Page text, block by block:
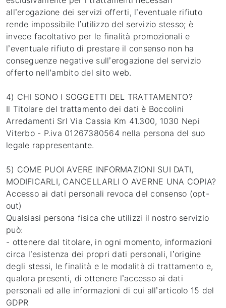
all’erogazione dei servizi offerti, l’eventuale rifiuto
rende impossibile l’utilizzo del servizio stesso; è
invece facoltativo per le finalità promozionali e
l’eventuale rifiuto di prestare il consenso non ha
conseguenze negative sull’erogazione del servizio
offerto nell’ambito del sito web.
4) CHI SONO I SOGGETTI DEL TRATTAMENTO?
Il Titolare del trattamento dei dati è Boccolini
Arredamenti Srl Via Cassia Km 41.300, 1030 Nepi
Viterbo - P.iva 01267380564 nella persona del suo
legale rappresentante.
5) COME PUOI AVERE INFORMAZIONI SUI DATI,
MODIFICARLI, CANCELLARLI O AVERNE UNA COPIA?
Accesso ai dati personali revoca del consenso (opt-
out)
Qualsiasi persona fisica che utilizzi il nostro servizio
può:
- ottenere dal titolare, in ogni momento, informazioni
circa l’esistenza dei propri dati personali, l’origine
degli stessi, le finalità e le modalità di trattamento e,
qualora presenti, di ottenere l’accesso ai dati
personali ed alle informazioni di cui all’articolo 15 del
GDPR